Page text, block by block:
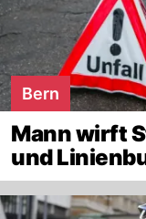
Bern
Mann wirft
und